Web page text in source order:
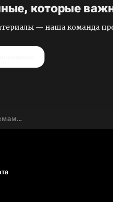
которые
— наша команда